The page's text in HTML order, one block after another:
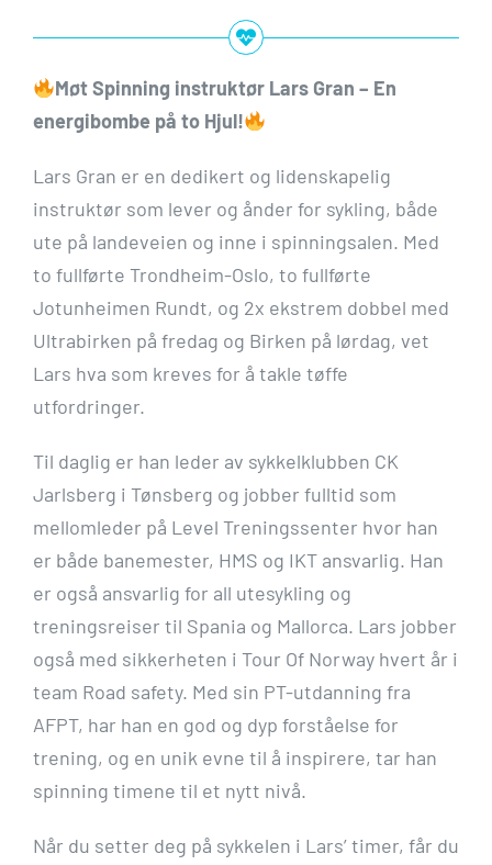
Møt Spinning instruktør Lars Gran – En
energibombe på to Hjul!
Lars Gran er en dedikert og lidenskapelig
instruktør som lever og ånder for sykling, både
ute på landeveien og inne i spinningsalen. Med
to fullførte Trondheim-Oslo, to fullførte
Jotunheimen Rundt, og 2x ekstrem dobbel med
Ultrabirken på fredag og Birken på lørdag, vet
Lars hva som kreves for å takle tøffe
utfordringer.
Til daglig er han leder av sykkelklubben CK
Jarlsberg i Tønsberg og jobber fulltid som
mellomleder på Level Treningssenter hvor han
er både banemester, HMS og IKT ansvarlig. Han
er også ansvarlig for all utesykling og
treningsreiser til Spania og Mallorca. Lars jobber
også med sikkerheten i Tour Of Norway hvert år i
team Road safety. Med sin PT-utdanning fra
AFPT, har han en god og dyp forståelse for
trening, og en unik evne til å inspirere, tar han
spinning timene til et nytt nivå.
Når du setter deg på sykkelen i Lars’ timer, får du